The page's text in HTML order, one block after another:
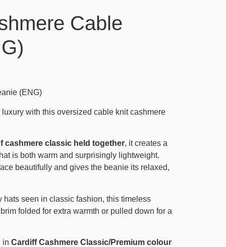
Cable
(ENG)
with this oversized cable knit cashmere
cashmere classic held together, it creates a
is both warm and surprisingly lightweight.
beautifully and gives the beanie its relaxed,
hats seen in classic fashion, this timeless
folded for extra warmth or pulled down for a
in Cardiff Cashmere Classic/Premium colour